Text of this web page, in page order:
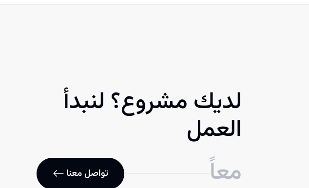
لديك مشروع؟ لنبدأ
العمل
معاً
تواصل معنا